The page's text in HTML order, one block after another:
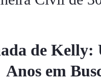
de Kelly:
Anos em